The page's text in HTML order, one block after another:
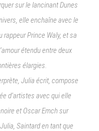
sur le lancinant ​Dunes
elle enchaîne avec le
​Prince Waly​, et sa
étendu entre deux
élargies.
Julia écrit, compose
d’artistes avec qui elle
​et Oscar Emch ​sur
​Saintard en tant que